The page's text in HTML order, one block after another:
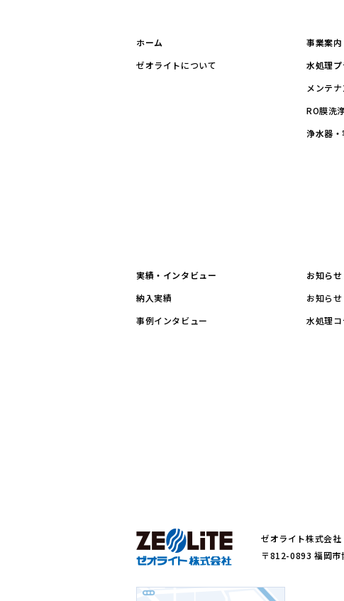
ホーム
ゼオライトについて
事業案内
水処理
メンテナ
RO膜洗
浄水器
実績・インタビュー
納入実績
事例インタビュー
お知ら
お知らせ
水処理コ
ゼオライト株式会社
〒812-0893 福岡市